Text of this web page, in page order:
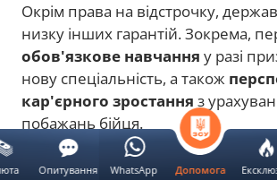
Окрім права на відстрочку,
низку інших гарантій. Зокрема,
обов'язкове навчання у разі
нову спеціальність, а також
кар'єрного зростання з
побажань бійця.
Захисникам
виплачують
Допомога
Опитування WhatsApp